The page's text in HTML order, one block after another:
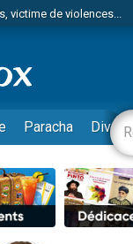
victime de violences...
appartement insalubre
Paracha